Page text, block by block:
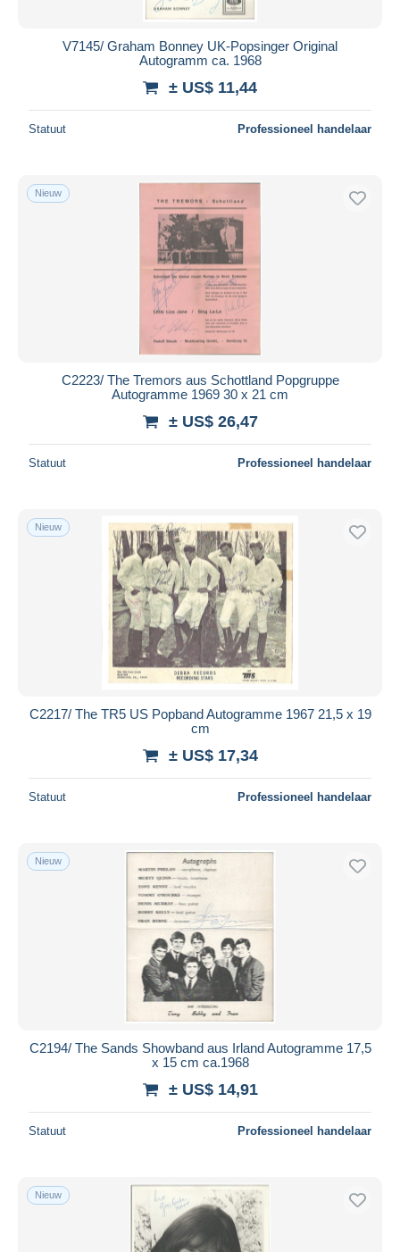
V7145/ Graham Bonney UK-Popsinger Original
Autogramm ca. 1968
± US$ 11,44
Statuut Professioneel handelaar
Nieuw
C2223/ The Tremors aus Schottland Popgruppe
Autogramme 1969 30 x 21 cm
± US$ 26,47
Statuut Professioneel handelaar
Nieuw
C2217/ The TR5 US Popband Autogramme 1967 21,5 x 19
cm
± US$ 17,34
Statuut Professioneel handelaar
Nieuw
C2194/ The Sands Showband aus Irland Autogramme 17,5
x 15 cm ca.1968
± US$ 14,91
Statuut Professioneel handelaar
Nieuw